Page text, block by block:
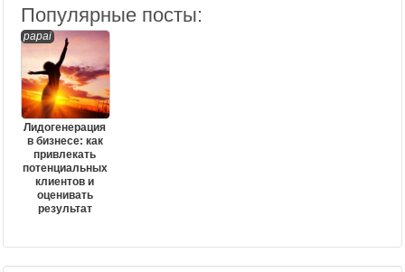
Популярные посты:
papai
Лидогенерация
в бизнесе: как
привлекать
потенциальных
клиентов и
оценивать
результат